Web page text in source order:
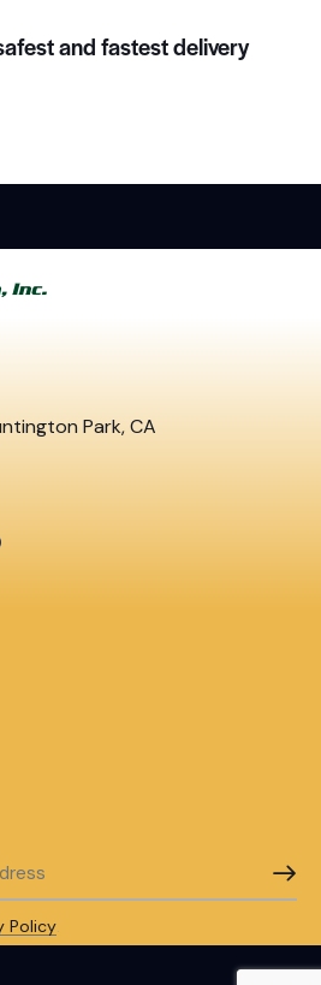
and fastest delivery
Park, CA
Policy.